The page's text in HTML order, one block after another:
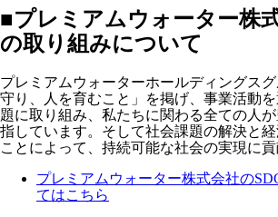
■プレミアムウォーター株
の取り組みについて
プレミアムウォーターホールディングス
守り、人を育むこと」を掲げ、事業活動
題に取り組み、私たちに関わる全ての人
指しています。そして社会課題の解決と
ことによって、持続可能な社会の実現に貢
プレミアムウォーター株式会社の
てはこちら